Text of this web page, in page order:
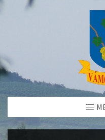
Skip